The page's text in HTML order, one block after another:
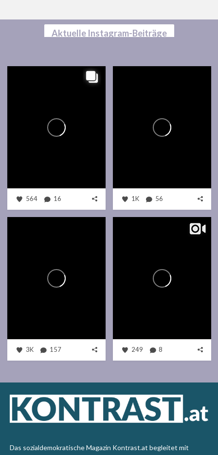
Aktuelle Instagram-Beiträge
564 16 1K 56
3K 157 249 8
Das sozialdemokratische Magazin Kontrast.at begleitet mit